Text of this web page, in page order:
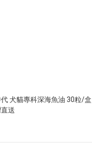
犬貓專科深海魚油 30粒/盒
直送